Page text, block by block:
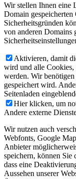
Wir stellen Ihnen eine
Domain
Sicherheitsgründen
von anderen Domains
Aktivieren, damit
wird und alle Cookies,
werden. Wir
gespeichert wird.
Seitenladen
Hier klicken, um
Andere externe
Wir nutzen auch
Webfonts, Google
Anbieter
speichern, können Sie
dass eine
Aussehen unserer